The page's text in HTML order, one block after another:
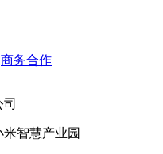
商务合作
智慧产业园